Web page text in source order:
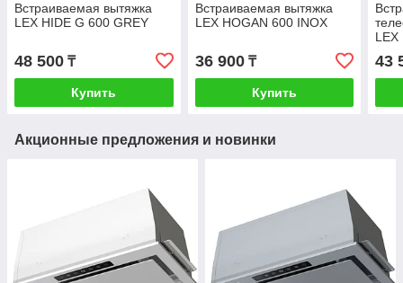
Встраиваемая вытяжка
LEX HIDE G 600 GREY
48 500 ₸
Купить
Встраиваемая вытяжка
LEX HOGAN 600 INOX
36 900₸
Купить
LEX
43
Акционные предложения и новинки